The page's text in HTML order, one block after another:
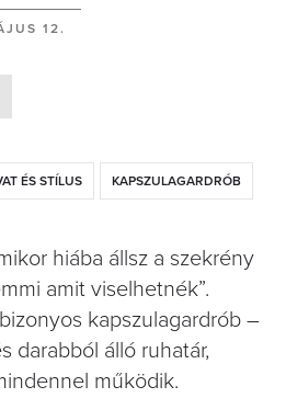
12.
ÉS STÍLUS KAPSZULAGARDRÓB
hiába állsz a szekrény
amit viselhetnék”.
kapszulagardrób –
darabból álló ruhatár,
működik.